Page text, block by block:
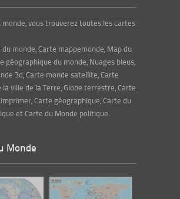
monde, vous trouverez toutes les cartes
monde, Carte mappemonde, Map du
géographique du monde, Nuages bleus,
3d, Carte monde satellite, Carte
la ville de la Terre, Globe terrestre, Carte
Carte géographique, Carte du
et Carte du Monde politique.
Monde